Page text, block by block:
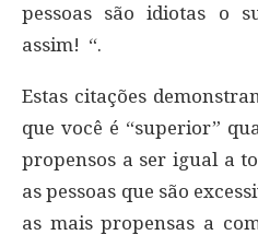
pessoas são idiotas o
assim! “.
Estas citações
que você é “superior”
propensos a ser igual a
as pessoas que são
as mais propensas a